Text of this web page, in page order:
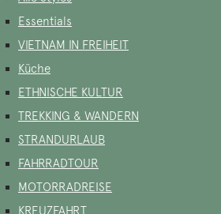
Essentials
VIETNAM IN FREIHEIT
Küche
ETHNISCHE KULTUR
TREKKING & WANDERN
STRANDURLAUB
FAHRRADTOUR
MOTORRADREISE
KREUZFAHRT
Unabhängigkeit begraben liegt.
um die geschichtsträchtige
denPräsidentenpalast